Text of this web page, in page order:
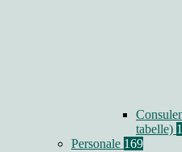
tabelle)
Personale 169